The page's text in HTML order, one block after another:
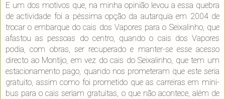
E um dos motivos que, na minha opinião levou a essa quebra
de actividade foi a péssima opção da autarquia em 2004 de
trocar o embarque do cais dos Vapores para o Seixalinho, que
afastou as pessoas do centro, quando o cais dos Vapores
podia, com obras, ser recuperado e manter-se esse acesso
directo ao Montijo, em vez do cais do Seixalinho, que tem um
estacionamento pago, quando nos prometeram que este seria
gratuito, assim como foi prometido que as carreiras em mini-
bus para o cais seriam gratuitas, o que não acontece, além de